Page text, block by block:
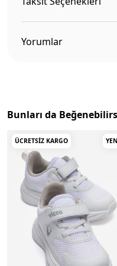
Yorumlar
Bunları da
ÜCRETSIZ KARGO